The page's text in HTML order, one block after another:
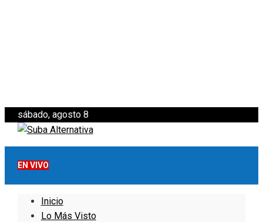
sábado, agosto 8
EN VIVO
Inicio
Lo Más Visto